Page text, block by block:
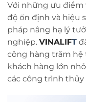
Với những ưu điểm
độ ổn định và hiệu
pháp nâng hạ lý
nghiệp. VINALIFT
công hàng trăm hệ
khách hàng lớn
các công trình thủy